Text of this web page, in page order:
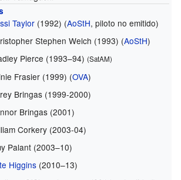
Taylor (1992) (AoStH, piloto no emitido)
Stephen Welch (1993) (AoStH)
Pierce (1993–94)(SatAM)
Frasier (1999) (OVA)
Bringas (1999-2000)
Bringas (2001)
Corkery (2003-04)
Palant (2003–10)
Higgins (2010–13)